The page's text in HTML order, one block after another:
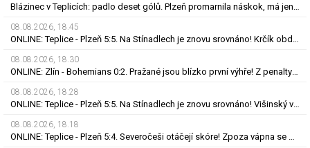
Blázinec v Teplicích: padlo deset gólů. Plzeň promarnila náskok, má jen bod
08.08.2026, 18.45
ONLINE: Teplice - Plzeň 5:5. Na Stínadlech je znovu srovnáno! Krčík obdržel červenou kartu
08.08.2026, 18.30
ONLINE: Zlín - Bohemians 0:2. Pražané jsou blízko první výhře! Z penalty zvýšil Čermák
08.08.2026, 18.28
ONLINE: Teplice - Plzeň 5:5. Na Stínadlech je znovu srovnáno! Višinský vrací Viktorii do hry
08.08.2026, 18.18
ONLINE: Teplice - Plzeň 5:4. Severočeši otáčejí skóre! Zpoza vápna se prosadil Fortelný